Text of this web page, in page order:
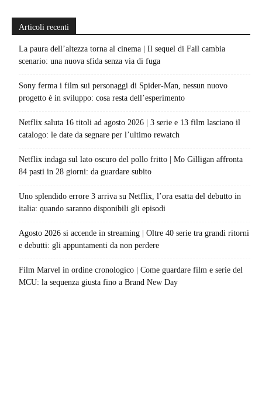
Articoli recenti
La paura dell’altezza torna al cinema | Il sequel di Fall cambia
scenario: una nuova sfida senza via di fuga
Sony ferma i film sui personaggi di Spider-Man, nessun nuovo
progetto è in sviluppo: cosa resta dell’esperimento
Netflix saluta 16 titoli ad agosto 2026 | 3 serie e 13 film lasciano il
catalogo: le date da segnare per l’ultimo rewatch
Netflix indaga sul lato oscuro del pollo fritto | Mo Gilligan affronta
84 pasti in 28 giorni: da guardare subito
Uno splendido errore 3 arriva su Netflix, l’ora esatta del debutto in
italia: quando saranno disponibili gli episodi
Agosto 2026 si accende in streaming | Oltre 40 serie tra grandi ritorni
e debutti: gli appuntamenti da non perdere
Film Marvel in ordine cronologico | Come guardare film e serie del
MCU: la sequenza giusta fino a Brand New Day